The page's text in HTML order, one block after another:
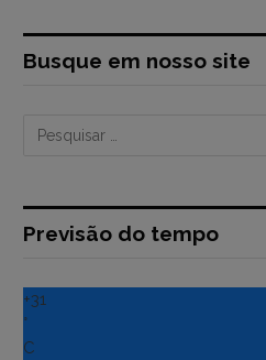
Busque em nosso site
Previsão do tempo
+31
°
C